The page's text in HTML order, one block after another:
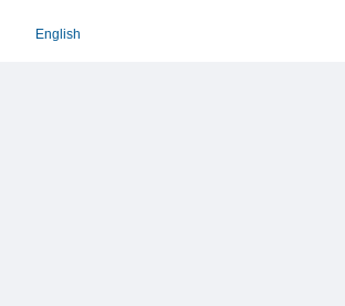
English